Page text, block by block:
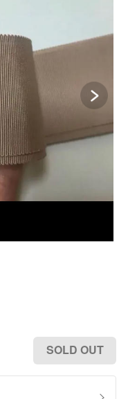
SOLD OUT